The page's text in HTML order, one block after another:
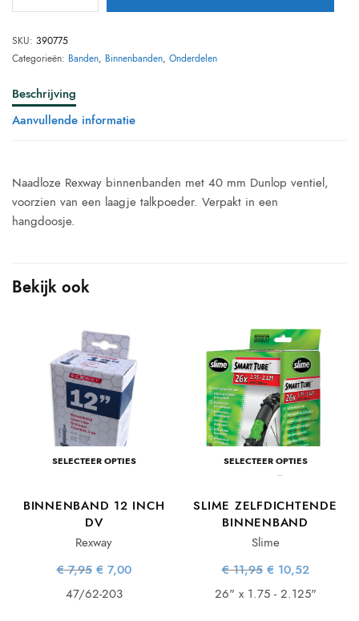
SKU: 390775
Categorieën: Banden, Binnenbanden, Onderdelen
Beschrijving
Aanvullende informatie
Naadloze Rexway binnenbanden met 40 mm Dunlop ventiel,
voorzien van een laagje talkpoeder. Verpakt in een
hangdoosje.
Bekijk ook
SELECTEER OPTIES
BINNENBAND 12 INCH
DV
Rexway
€7,95 Oorspronkelijke
prijs was:
€ 7,95.
€ 7,00Huidige
47/62-203
SELECTEER OPTIES
SLIME ZELFDICHTENDE
BINNENBAND
Slime
€11,95 Oorspronkelijke
prijs was:
€ 11,95.
€ 10,52
€ 10,52.
26" x 1.75 - 2.125"